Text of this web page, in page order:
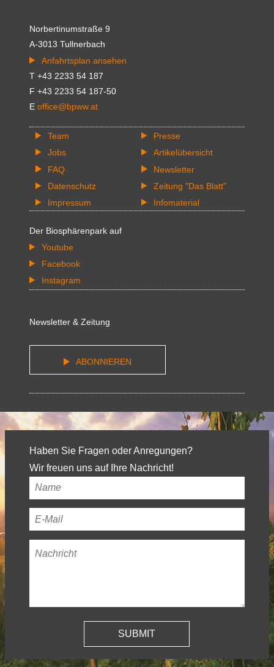
Norbertinumstraße 9
A-3013 Tullnerbach
Anfahrtsplan ansehen
T +43 2233 54 187
F +43 2233 54 187-50
E office@bpww.at
Team
Jobs
FAQ
Datenschutz
Impressum
Presse
Artikelübersicht
Newsletter
Zeitung "Das Blatt"
Infomaterial
Der Biosphärenpark auf
Youtube
Facebook
Instagram
Newsletter & Zeitung
ABONNIEREN
Haben Sie Fragen oder Anregungen?
Wir freuen uns auf Ihre Nachricht!
Ihr
Name*
Ihre
E-
Mail-
Nachricht*